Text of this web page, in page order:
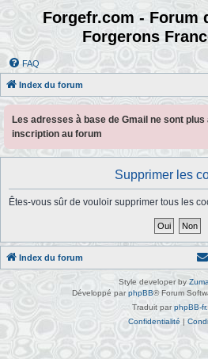
Forgefr.com - Forum
Forgerons
FAQ
Index du forum
Les adresses à base de Gmail ne sont
inscription au forum
Supprimer les
Êtes-vous sûr de vouloir supprimer tous les
Index du forum
Style developer by
Développé parphpBB® Forum
Traduit parphpBB-
Confidentialité |